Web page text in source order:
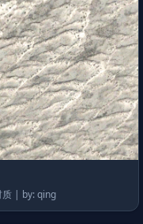
分类：材质 | by: qing